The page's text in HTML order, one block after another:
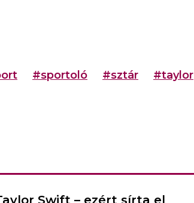
#sportoló #sztár
#taylor
Swift – ezért sírta el